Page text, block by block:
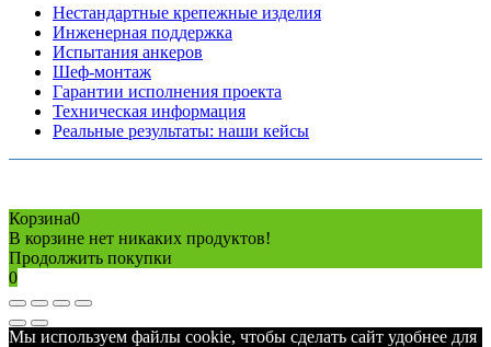
Нестандартные крепежные изделия
Инженерная поддержка
Испытания анкеров
Шеф-монтаж
Гарантии исполнения проекта
Техническая информация
Реальные результаты: наши кейсы
Корзина0
В корзине нет никаких продуктов!
Продолжить покупки
0
Мы используем файлы cookie, чтобы сделать сайт удобнее для